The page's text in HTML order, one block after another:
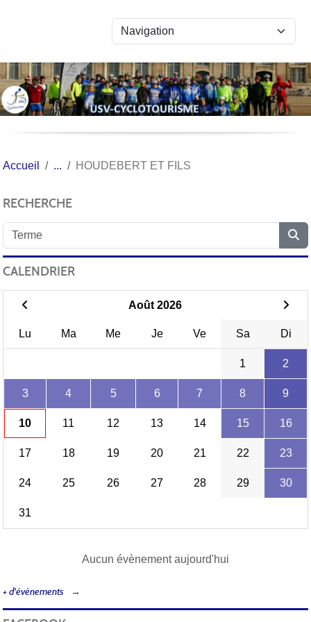
Accueil HOUDEBERT ET FILS
RECHERCHE
CALENDRIER
Août 2026
Lu Ma Me Je Ve Sa Di
1 2
3 4 5 6 7 8 9
10 11 12 13 14 15 16
17 18 19 20 21 22 23
24 25 26 27 28 29 30
31
Aucun évènement aujourd'hui
+ d'évènements